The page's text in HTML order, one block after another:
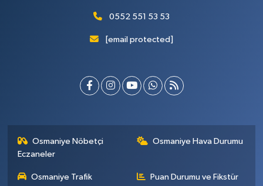
0552 551 53 53
[email protected]
Osmaniye Nöbetçi
Eczaneler
Osmaniye Hava Durumu
Osmaniye Trafik
Puan Durumu ve Fikstür